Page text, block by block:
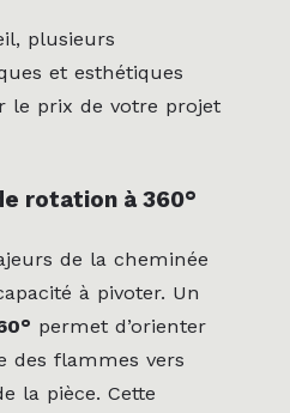
plusieurs
et esthétiques
le prix de votre projet
rotation à 360°
de la cheminée
à pivoter. Un
permet d’orienter
des flammes vers
la pièce. Cette